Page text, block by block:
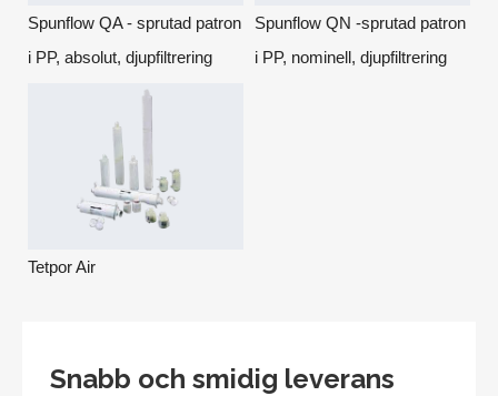
Spunflow QA - sprutad patron
i PP, absolut, djupfiltrering
Spunflow QN -sprutad patron
i PP, nominell, djupfiltrering
Tetpor Air
Snabb och smidig leverans